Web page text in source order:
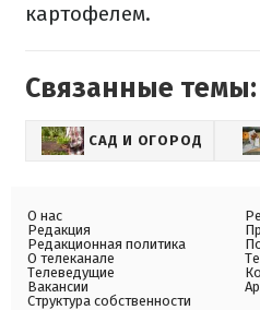
картофелем.
Связанные темы:
САД И ОГОРОД
О нас
Редакция
Редакционная политика
О телеканале
Телеведущие
Вакансии
Структура собственности